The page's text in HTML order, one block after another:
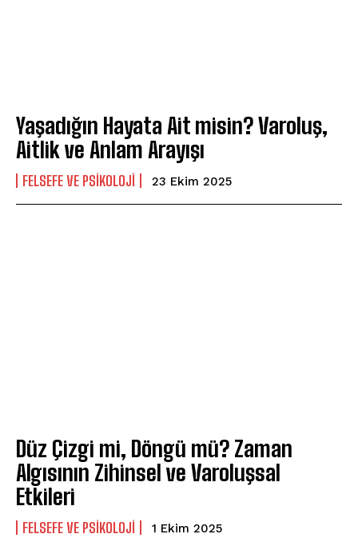
Yaşadığın Hayata Ait misin? Varoluş,
Aitlik ve Anlam Arayışı
FELSEFE VE PSIKOLOJI 23 Ekim 2025
Düz Çizgi mi, Döngü mü? Zaman
Algısının Zihinsel ve Varoluşsal
Etkileri
FELSEFE VE PSIKOLOJI 1 Ekim 2025